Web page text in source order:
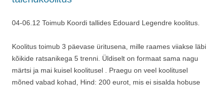
04-06.12 Toimub Koordi tallides Edouard Legendre koolitus.
Koolitus toimub 3 päevase üritusena, mille raames viiakse läbi
kõikide ratsanikega 5 trenni. Üldiselt on formaat sama nagu
märtsi ja mai kuisel koolitusel . Praegu on veel koolitusel
mõned vabad kohad, Hind: 200 eurot, mis ei sisalda hobuse